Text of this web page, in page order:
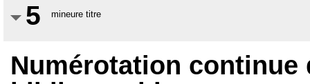
5 mineure titre
Numérotation